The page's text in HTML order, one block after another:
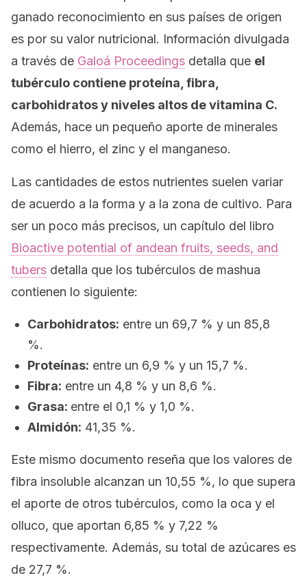
ganado reconocimiento en sus países de origen
es por su valor nutricional. Información divulgada
a través de Galoá Proceedings detalla que el
tubérculo contiene proteína, fibra,
carbohidratos y niveles altos de vitamina C.
Además, hace un pequeño aporte de minerales
como el hierro, el zinc y el manganeso.
Las cantidades de estos nutrientes suelen variar
de acuerdo a la forma y a la zona de cultivo. Para
ser un poco más precisos, un capítulo del libro
Bioactive potential of andean fruits, seeds, and
tubers detalla que los tubérculos de mashua
contienen lo siguiente:
Carbohidratos: entre un 69,7 % y un 85,8
%.
Proteínas: entre un 6,9 % y un 15,7 %.
Fibra: entre un 4,8 % y un 8,6 %.
Grasa: entre el 0,1 % y 1,0 %.
Almidón: 41,35 %.
Este mismo documento reseña que los valores de
fibra insoluble alcanzan un 10,55 %, lo que supera
el aporte de otros tubérculos, como la oca y el
olluco, que aportan 6,85 % y 7,22 %
respectivamente. Además, su total de azúcares es
de 27,7 %.